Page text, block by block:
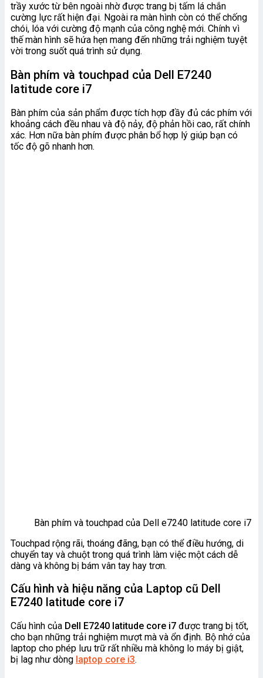
trầy xước từ bên ngoài nhờ được trang bị tấm lá chắn
cường lực rất hiện đại. Ngoài ra màn hình còn có thể chống
chói, lóa với cường độ mạnh của công nghệ mới. Chính vì
thế màn hình sẽ hứa hẹn mang đến những trải nghiệm tuyệt
vời trong suốt quá trình sử dụng.
Bàn phím và touchpad của Dell E7240
latitude core i7
Bàn phím của sản phẩm được tích hợp đầy đủ các phím với
khoảng cách đều nhau và độ nảy, độ phản hồi cao, rất chính
xác. Hơn nữa bàn phím được phân bổ hợp lý giúp bạn có
tốc độ gõ nhanh hơn.
Bàn phím và touchpad của Dell e7240 latitude core i7
Touchpad rộng rãi, thoáng đãng, bạn có thể điều hướng, di
chuyển tay và chuột trong quá trình làm việc một cách dễ
dàng và không bị bám vân tay hay trơn.
Cấu hình và hiệu năng của Laptop cũ Dell
E7240 latitude core i7
Cấu hình của Dell E7240 latitude core i7 được trang bị tốt,
cho bạn những trải nghiệm mượt mà và ổn định. Bộ nhớ của
laptop cho phép lưu trữ rất nhiều mà không lo máy bị giật,
bị lag như dòng laptop core i3.